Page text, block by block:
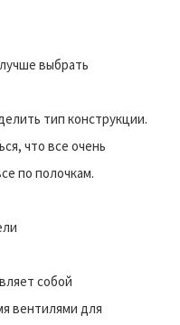
выбрать
тип конструкции.
что все очень
по полочкам.
собой
вентилями для